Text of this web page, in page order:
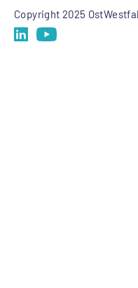
Copyright 2025